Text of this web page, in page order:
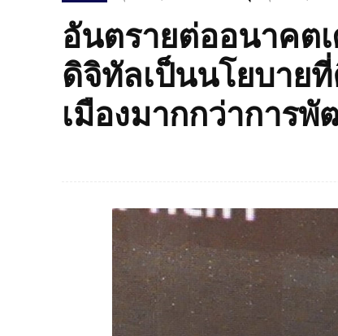
อันตรายต่ออนาคต
ดิจิทัลเป็นนโยบาย
เมืองมากกว่าการ